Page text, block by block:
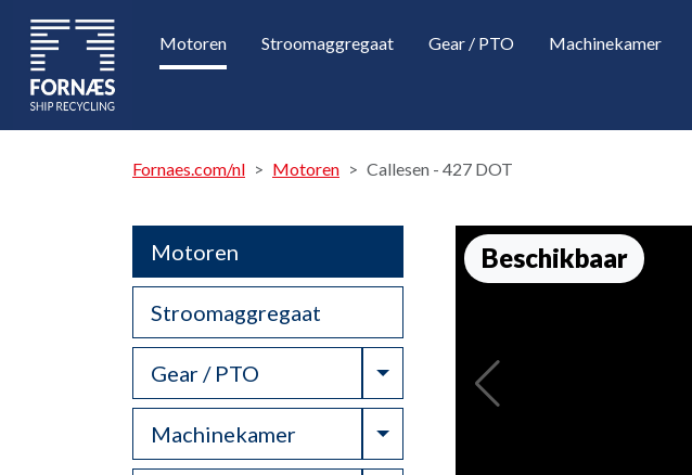
Motoren Stroomaggregaat Gear / PTO Machinekamer
Fornaes.com/nl Motoren Callesen - 427 DOT
Motoren
Stroomaggregaat
Gear / PTO Toggle Dropdown
Machinekamer Toggle Dropdown
Beschikbaar